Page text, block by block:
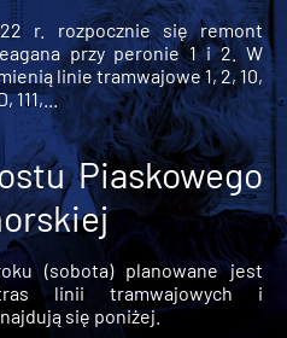
r. rozpocznie się remont
przy peronie 1 i 2. W
linie tramwajowe 1, 2, 10,
Piaskowego
(sobota) planowane jest
linii tramwajowych i
się poniżej.